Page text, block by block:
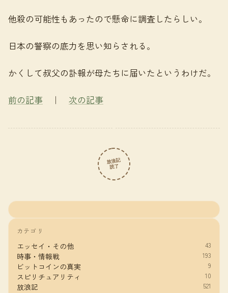
他殺の可能性もあったので懸命に調査したらしい。
日本の警察の底力を思い知らされる。
かくして叔父の訃報が母たちに届いたというわけだ。
前の記事 ｜ 次の記事
放浪記
読了
カテゴリ
エッセイ・その他 43
時事・情報戦 193
ビットコインの真実 9
スピリチュアリティ 10
放浪記 521